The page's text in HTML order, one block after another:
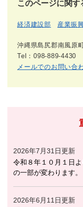
このページに関
経済建設部 産業振
沖縄県島尻郡南風原
Tel：098-889-4430
メールでのお問い合
2026年7月31日更新
令和８年１０月１日
の一部が変わります。
2026年6月11日更新